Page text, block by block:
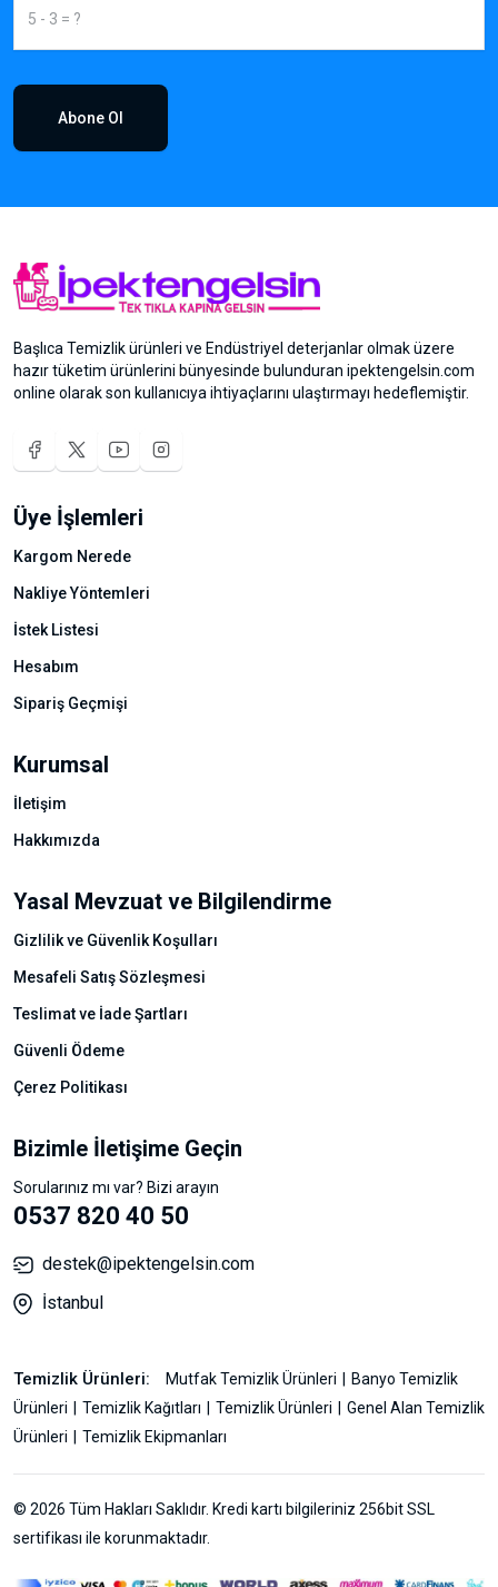
Abone Ol
Başlıca Temizlik ürünleri ve Endüstriyel deterjanlar olmak üzere
hazır tüketim ürünlerini bünyesinde bulunduran ipektengelsin.com
online olarak son kullanıcıya ihtiyaçlarını ulaştırmayı hedeflemiştir.
Üye İşlemleri
Kargom Nerede
Nakliye Yöntemleri
İstek Listesi
Hesabım
Sipariş Geçmişi
Kurumsal
İletişim
Hakkımızda
Yasal Mevzuat ve Bilgilendirme
Gizlilik ve Güvenlik Koşulları
Mesafeli Satış Sözleşmesi
Teslimat ve İade Şartları
Güvenli Ödeme
Çerez Politikası
Bizimle İletişime Geçin
Sorularınız mı var? Bizi arayın
0537 820 40 50
destek@ipektengelsin.com
İstanbul
Temizlik Ürünleri: Mutfak Temizlik Ürünleri
Banyo Temizlik
Ürünleri
Temizlik Kağıtları Temizlik Ürünleri
Genel Alan Temizlik
Ürünleri
Temizlik Ekipmanları
© 2026 Tüm Hakları Saklıdır. Kredi kartı bilgileriniz 256bit SSL
sertifikası ile korunmaktadır.